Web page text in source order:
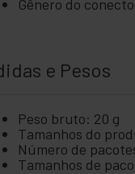
Gênero do
e Pesos
Peso bruto: 20 g
Tamanhos do
Número de
Tamanhos de